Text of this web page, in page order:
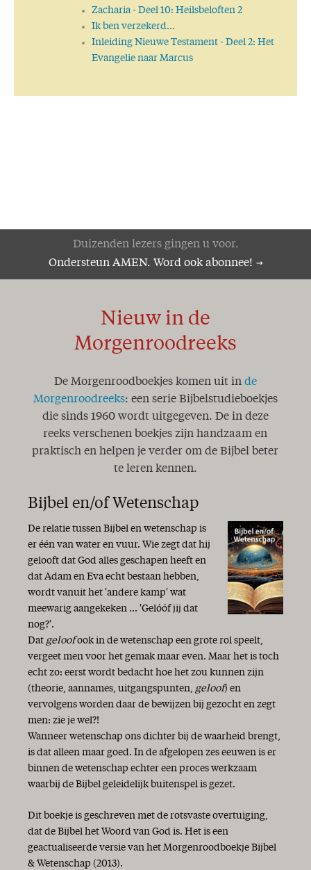
Zacharia- Deel 10: Heilsbeloften 2
Ik ben verzekerd...
Inleiding Nieuwe Testament- Deel 2: Het
Evangelie naar Marcus
Duizenden lezers gingen u voor.
Ondersteun AMEN. Word ook abonnee!
Nieuw in de
Morgenroodreeks
De Morgenroodboekjes komen uit in de
Morgenroodreeks: een serie Bijbelstudieboekjes
die sinds 1960 wordt uitgegeven. De in deze
reeks verschenen boekjes zijn handzaam en
praktisch en helpen je verder om de Bijbel beter
te leren kennen.
Bijbel en/of Wetenschap
De relatie tussen Bijbel en wetenschap is
er één van water en vuur. Wie zegt dat hij
gelooft dat God alles geschapen heeft en
dat Adam en Eva echt bestaan hebben,
wordt vanuit het 'andere kamp' wat
meewarig aangekeken ... 'Gelóóf jij dat
nog?'.
Dat geloofook in de wetenschap een grote rol speelt,
vergeet men voor het gemak maar even. Maar het is toch
echt zo: eerst wordt bedacht hoe het zou kunnen zijn
(theorie, aannames, uitgangspunten, geloof) en
vervolgens worden daar de bewijzen bij gezocht en zegt
men: zie je wel?!
Wanneer wetenschap ons dichter bij de waarheid brengt,
is dat alleen maar goed. In de afgelopen zes eeuwen is er
binnen de wetenschap echter een proces werkzaam
waarbij de Bijbel geleidelijk buitenspel is gezet.
Dit boekje is geschreven met de rotsvaste overtuiging,
dat de Bijbel het Woord van God is. Het is een
geactualiseerde versie van het Morgenroodboekje Bijbel
& Wetenschap (2013).